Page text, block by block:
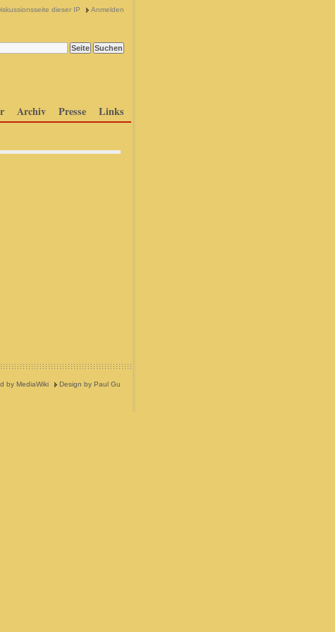
dieser IP Anmelden
Archiv Presse Links
by MediaWiki Design by Paul Gu